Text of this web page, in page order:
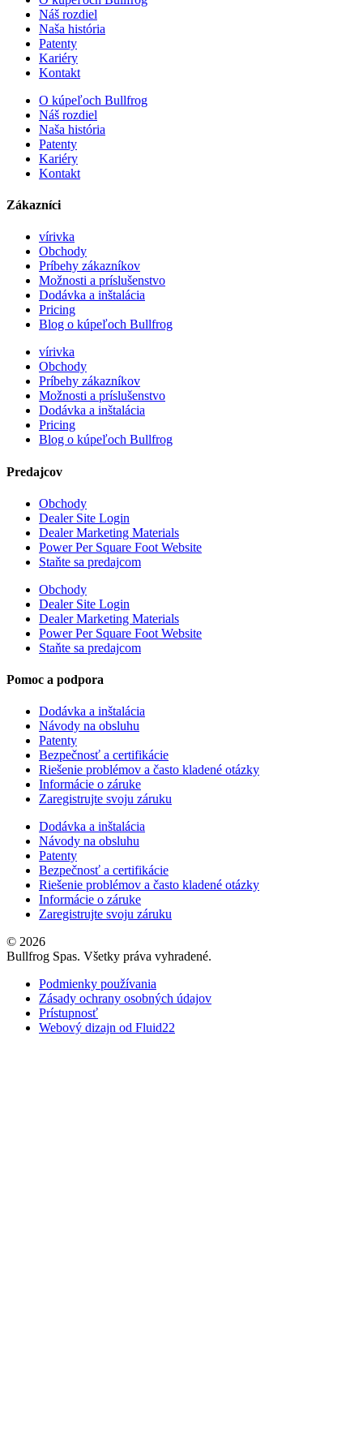
Náš rozdiel
Naša história
Patenty
Kariéry
Kontakt
O kúpeľoch Bullfrog
Náš rozdiel
Naša história
Patenty
Kariéry
Kontakt
Zákazníci
vírivka
Obchody
Príbehy zákazníkov
Možnosti a príslušenstvo
Dodávka a inštalácia
Pricing
Blog o kúpeľoch Bullfrog
vírivka
Obchody
Príbehy zákazníkov
Možnosti a príslušenstvo
Dodávka a inštalácia
Pricing
Blog o kúpeľoch Bullfrog
Predajcov
Obchody
Dealer Site Login
Dealer Marketing Materials
Power Per Square Foot Website
Staňte sa predajcom
Obchody
Dealer Site Login
Dealer Marketing Materials
Power Per Square Foot Website
Staňte sa predajcom
Pomoc a podpora
Dodávka a inštalácia
Návody na obsluhu
Patenty
Bezpečnosť a certifikácie
Riešenie problémov a často kladené otázky
Informácie o záruke
Zaregistrujte svoju záruku
Dodávka a inštalácia
Návody na obsluhu
Patenty
Bezpečnosť a certifikácie
Riešenie problémov a často kladené otázky
Informácie o záruke
Zaregistrujte svoju záruku
© 2026
Bullfrog Spas. Všetky práva vyhradené.
Podmienky používania
Zásady ochrany osobných údajov
Prístupnosť
Webový dizajn od Fluid22